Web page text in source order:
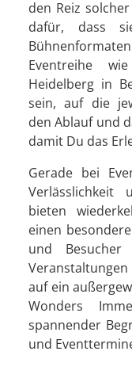
den Reiz
dafür, dass
Eventreihe
Heidelberg in
sein, auf die
den Ablauf und
damit Du das
Gerade bei
Verlässlichkeit
bieten
einen
und
auf ein
Wonders
spannender
und